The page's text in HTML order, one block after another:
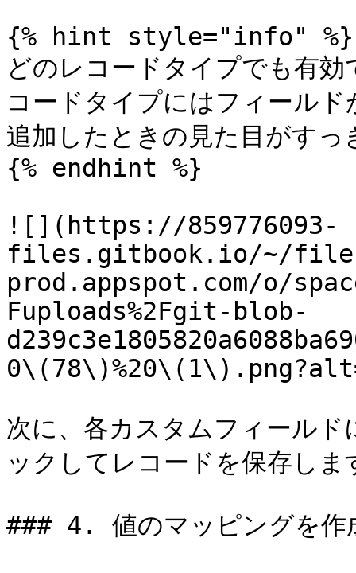
{% hint style="info" %}
どのレコードタイプでも有
コードタイプにはフィール
追加したときの見た目がすっ
{% endhint %}
![](https://859776093-
files.gitbook.io/~/
prod.appspot.com/o/
Fuploads%2Fgit-blob-
次に、各カスタムフィール
ックしてレコードを保存しま
### 4. 値のマッピングを作